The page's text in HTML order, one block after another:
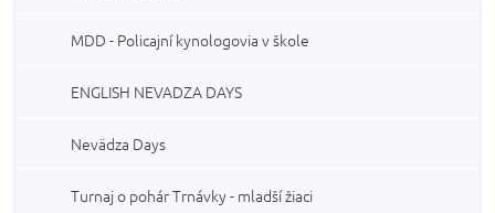
MDD - Policajní kynologovia v škole
ENGLISH NEVADZA DAYS
Nevädza Days
Turnaj o pohár Trnávky - mladší žiaci